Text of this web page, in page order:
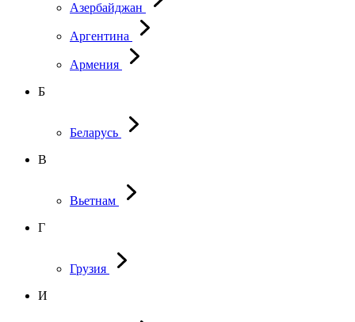
Азербайджан
Аргентина
Армения
Б
Беларусь
В
Вьетнам
Г
Грузия
И